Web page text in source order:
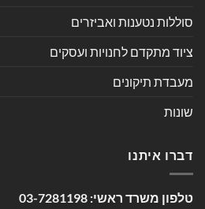
סוללות נטענות ואביזרים
ציוד מתקדם לחנויות ועסקים
מעבדת תיקונים
שונות
דברו איתנו
טלפון משרד ראשי: 03-7281198